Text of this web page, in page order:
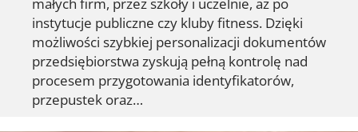
instytucje publiczne czy kluby fitness. Dzięki
możliwości szybkiej personalizacji dokumentów
przedsiębiorstwa zyskują pełną kontrolę nad
procesem przygotowania identyfikatorów,
przepustek oraz…